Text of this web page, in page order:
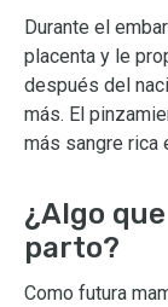
Durante el
placenta y le
después del
más. El
más sangre rica
¿Algo
parto?
Como futura